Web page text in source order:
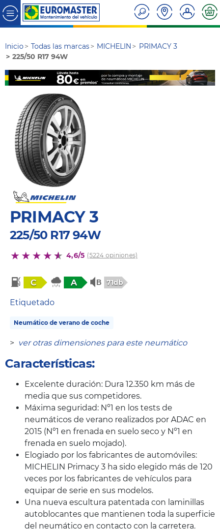
Inicio Todas las marcas MICHELIN
PRIMACY 3
225/50 R17 94W
PRIMACY 3
225/50 R17 94W
4,6/5 (5224 opiniones)
C A 71db
Etiquetado
Neumático de verano de coche
> ver otras dimensiones para este neumático
Características:
Excelente duración: Dura 12.350 km más de
media que sus competidores.
Máxima seguridad: Nº1 en los tests de
neumáticos de verano realizados por ADAC en
2015 (Nº1 en frenada en suelo seco y Nº1 en
frenada en suelo mojado).
Elogiado por los fabricantes de automóviles:
MICHELIN Primacy 3 ha sido elegido más de 120
veces por los fabricantes de vehículos para
equipar de serie en sus modelos.
Una nueva escultura patentada con laminillas
autoblocantes que mantienen toda la superficie
del neumático en contacto con la carretera.